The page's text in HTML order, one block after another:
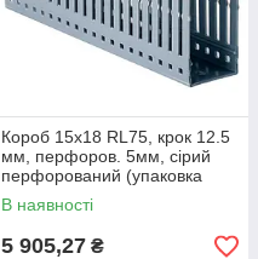
Короб 15х18 RL75, крок 12.5
мм, перфоров. 5мм, сірий
перфорований (упаковка
84м) DKC
В наявності
5 905,27 ₴